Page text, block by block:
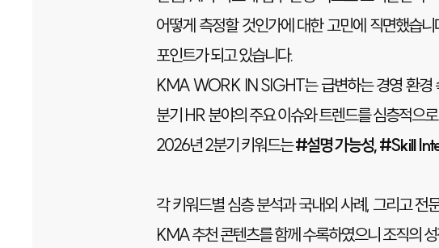
어떻게 측정할 것인가에 대한 고민에 직면했습
포인트가 되고 있습니다.
KMA WORK IN SIGHT는 급변하는 경영 환경
분기 HR 분야의 주요 이슈와 트렌드를 심층적으
2026년 2분기 키워드는#설명 가능성, #Skill
각 키워드별 심층 분석과 국내외 사례, 그리고
KMA 추천 콘텐츠를 함께 수록하였으니 조직의